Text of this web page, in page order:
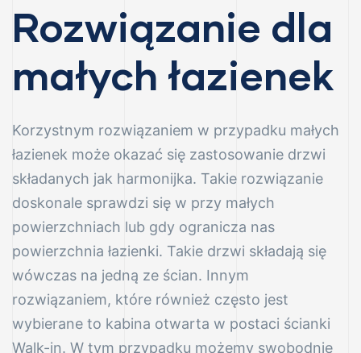
Rozwiązanie dla
małych łazienek
Korzystnym rozwiązaniem w przypadku małych
łazienek może okazać się zastosowanie drzwi
składanych jak harmonijka. Takie rozwiązanie
doskonale sprawdzi się w przy małych
powierzchniach lub gdy ogranicza nas
powierzchnia łazienki. Takie drzwi składają się
wówczas na jedną ze ścian. Innym
rozwiązaniem, które również często jest
wybierane to kabina otwarta w postaci ścianki
Walk-in. W tym przypadku możemy swobodnie